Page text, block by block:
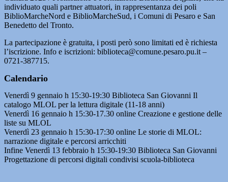
individuato quali partner attuatori, in rappresentanza dei poli
BiblioMarcheNord e BiblioMarcheSud, i Comuni di Pesaro e San
Benedetto del Tronto.
La partecipazione è gratuita, i posti però sono limitati ed è richiesta
l’iscrizione. Info e iscrizioni: biblioteca@comune.pesaro.pu.it –
0721-387715.
Calendario
Venerdì 9 gennaio h 15:30-19:30 Biblioteca San Giovanni Il
catalogo MLOL per la lettura digitale (11-18 anni)
Venerdì 16 gennaio h 15:30-17.30 online Creazione e gestione delle
liste su MLOL
Venerdì 23 gennaio h 15:30-17:30 online Le storie di MLOL:
narrazione digitale e percorsi arricchiti
Infine Venerdì 13 febbraio h 15:30-19:30 Biblioteca San Giovanni
Progettazione di percorsi digitali condivisi scuola-biblioteca